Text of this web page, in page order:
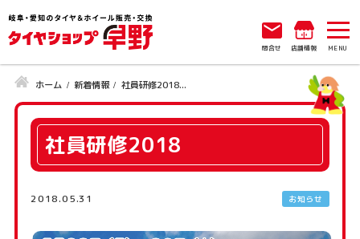
問合せ 店舗情報
ホーム 新着情報 社員研修2018...
社員研修2018
2018.05.31 お知らせ